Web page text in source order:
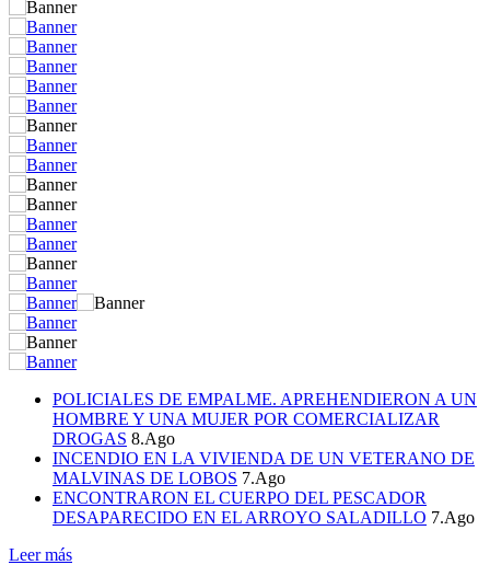
POLICIALES DE EMPALME. APREHENDIERON A UN
HOMBRE Y UNA MUJER POR COMERCIALIZAR
DROGAS 8.Ago
INCENDIO EN LA VIVIENDA DE UN VETERANO DE
MALVINAS DE LOBOS 7.Ago
ENCONTRARON EL CUERPO DEL PESCADOR
DESAPARECIDO EN EL ARROYO SALADILLO 7.Ago
Leer más